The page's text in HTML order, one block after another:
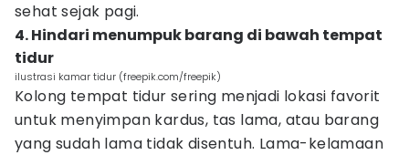
sehat sejak pagi.
4. Hindari menumpuk barang di bawah tempat
tidur
ilustrasi kamar tidur (freepik.com/freepik)
Kolong tempat tidur sering menjadi lokasi favorit
untuk menyimpan kardus, tas lama, atau barang
yang sudah lama tidak disentuh. Lama-kelamaan